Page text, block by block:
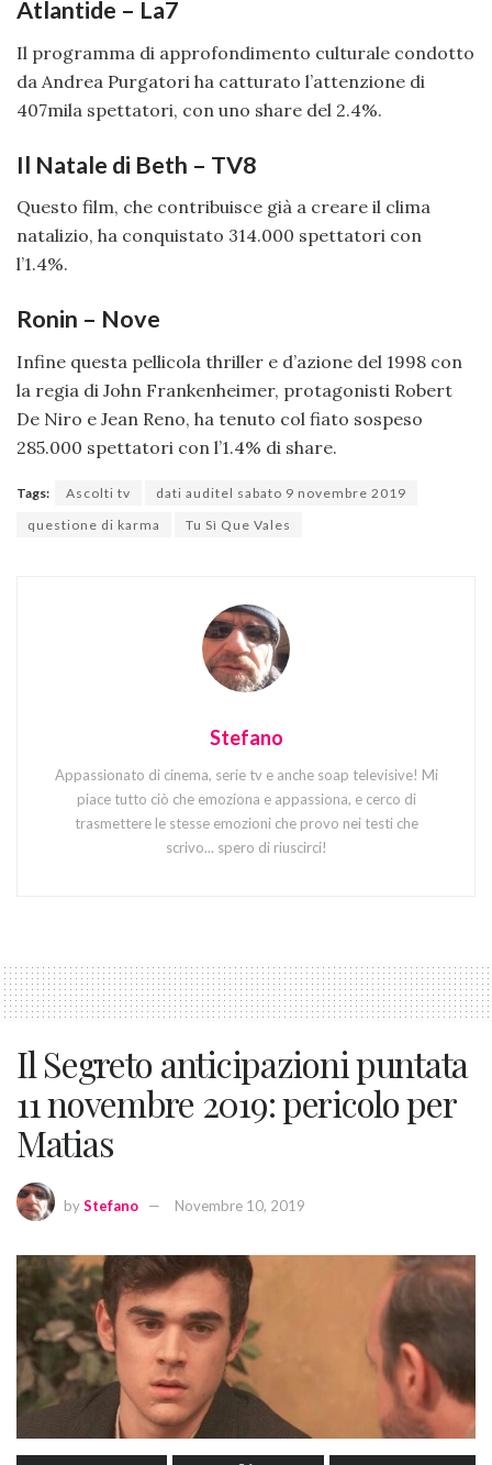
Atlantide – La7
Il programma di approfondimento culturale condotto
da Andrea Purgatori ha catturato l’attenzione di
407mila spettatori, con uno share del 2.4%.
Il Natale di Beth – TV8
Questo film, che contribuisce già a creare il clima
natalizio, ha conquistato 314.000 spettatori con
l’1.4%.
Ronin – Nove
Infine questa pellicola thriller e d’azione del 1998 con
la regia di John Frankenheimer, protagonisti Robert
De Niro e Jean Reno, ha tenuto col fiato sospeso
285.000 spettatori con l’1.4% di share.
Tags: Ascolti tv
dati auditel sabato 9 novembre 2019
questione di karma
Tu Sì Que Vales
Stefano
Appassionato di cinema, serie tv e anche soap televisive! Mi
piace tutto ciò che emoziona e appassiona, e cerco di
trasmettere le stesse emozioni che provo nei testi che
scrivo... spero di riuscirci!
Il Segreto anticipazioni puntata
11 novembre 2019: pericolo per
Matias
byStefano Novembre 10, 2019